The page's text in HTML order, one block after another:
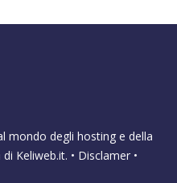
mondo degli hosting e della
di Keliweb.it. • Disclamer •